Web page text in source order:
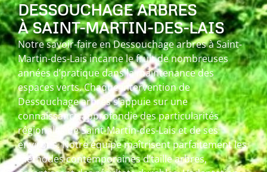
DESSOUCHAGE ARBRES
À SAINT-MARTIN-DES-LAIS
Notre savoir-faire en Dessouchage arbres à Saint-
Martin-des-Lais incarne le fruit de nombreuses
années d’pratique dans la maintenance des
espaces verts. Chaque intervention de
Dessouchage arbres s’appuie sur une
connaissance approfondie des particularités
régionales de Saint-Martin-des-Lais et de ses
environs. Notre équipe maîtrisent parfaitement les
méthodes contemporaines d’taille arbres,